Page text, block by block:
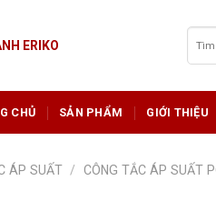
ERIKO
kiếm:
CHỦ SẢN PHẨM GIỚI THIỆU
ÁP SUẤT /
CÔNG TẮC ÁP SUẤT